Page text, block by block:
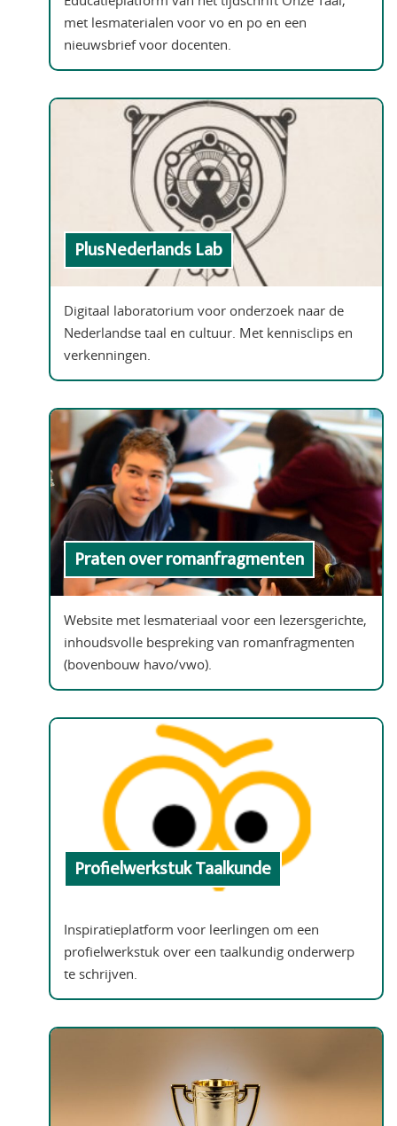
met lesmaterialen voor vo en po en een
nieuwsbrief voor docenten.
PlusNederlands Lab
Digitaal laboratorium voor onderzoek naar de
Nederlandse taal en cultuur. Met kennisclips en
verkenningen.
Praten over romanfragmenten
Website met lesmateriaal voor een lezersgerichte,
inhoudsvolle bespreking van romanfragmenten
(bovenbouw havo/vwo).
Profielwerkstuk Taalkunde
Inspiratieplatform voor leerlingen om een
profielwerkstuk over een taalkundig onderwerp
te schrijven.